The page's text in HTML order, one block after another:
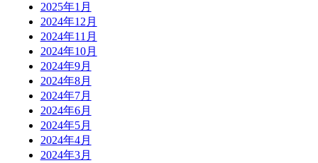
2025年1月
2024年12月
2024年11月
2024年10月
2024年9月
2024年8月
2024年7月
2024年6月
2024年5月
2024年4月
2024年3月